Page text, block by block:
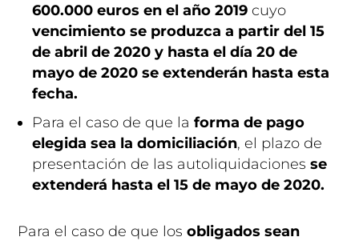
600.000 euros en el año 2019 cuyo
vencimiento se produzca a partir del 15
de abril de 2020 y hasta el día 20 de
mayo de 2020 se extenderán hasta esta
fecha.
Para el caso de que laforma de pago
elegida sea la domiciliación, el plazo de
presentación de las autoliquidacionesse
extenderá hasta el 15 de mayo de 2020.
Para el caso de que losobligados sean